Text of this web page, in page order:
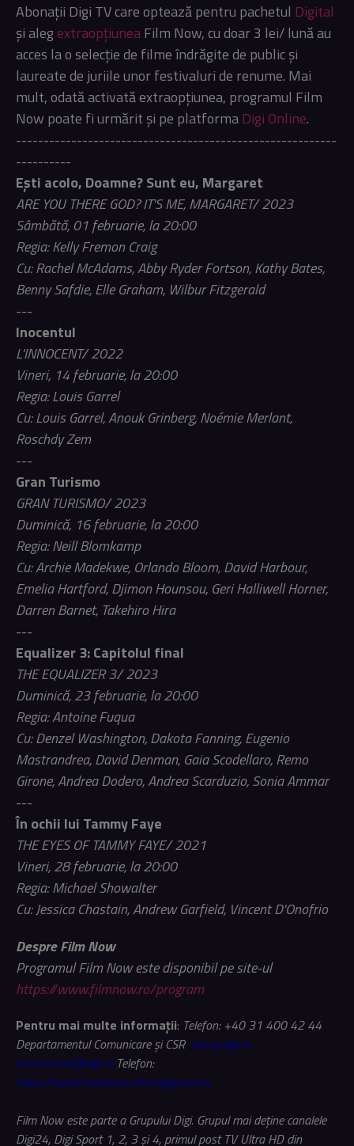
Abonații Digi TV care optează pentru pachetul Digital
și alegextraopțiuneaFilm Now, cu doar 3 lei/ lună au
acces la o selecție de filme îndrăgite de public și
laureate de juriile unor festivaluri de renume. Mai
mult, odată activată extraopțiunea, programul Film
Now poate fi urmărit și pe platformaDigi Online.
----------------------------------------------------------
----------
Ești acolo, Doamne? Sunt eu, Margaret
ARE YOU THERE GOD? IT'S ME, MARGARET/ 2023
Sâmbătă, 01 februarie, la 20:00
Regia: Kelly Fremon Craig
Cu: Rachel McAdams, Abby Ryder Fortson, Kathy Bates,
Benny Safdie, Elle Graham, Wilbur Fitzgerald
---
Inocentul
L'INNOCENT/ 2022
Vineri, 14 februarie, la 20:00
Regia: Louis Garrel
Cu: Louis Garrel, Anouk Grinberg, Noémie Merlant,
Roschdy Zem
---
Gran Turismo
GRAN TURISMO/ 2023
Duminică, 16 februarie, la 20:00
Regia: Neill Blomkamp
Cu: Archie Madekwe, Orlando Bloom, David Harbour,
Emelia Hartford, Djimon Hounsou, Geri Halliwell Horner,
Darren Barnet, Takehiro Hira
---
Equalizer 3: Capitolul final
THE EQUALIZER 3/ 2023
Duminică, 23 februarie, la 20:00
Regia: Antoine Fuqua
Cu: Denzel Washington, Dakota Fanning, Eugenio
Mastrandrea, David Denman, Gaia Scodellaro, Remo
Girone, Andrea Dodero, Andrea Scarduzio, Sonia Ammar
---
În ochii lui Tammy Faye
THE EYES OF TAMMY FAYE/ 2021
Vineri, 28 februarie, la 20:00
Regia: Michael Showalter
Cu: Jessica Chastain, Andrew Garfield, Vincent D'Onofrio
Despre Film Now
Programul Film Now este disponibil pe site-ul
https://www.filmnow.ro/program
Pentru mai multe informaţii: Telefon: +40 31 400 42 44
Departamentul Comunicare și CSR www.digi.ro
comunicare@digi.ro Telefon:
https://www.facebook.com/digipunctro
Film Now este parte a Grupului Digi. Grupul mai deține canalele
Digi24, Digi Sport 1, 2, 3 și 4, primul post TV Ultra HD din